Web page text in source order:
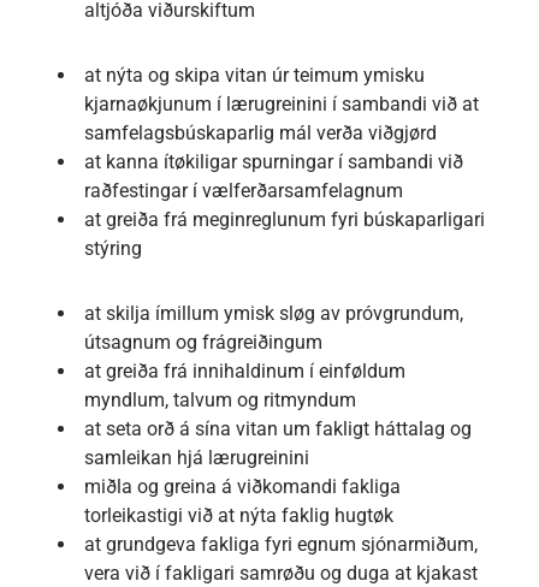
altjóða viðurskiftum
at nýta og skipa vitan úr teimum ymisku
kjarnaøkjunum í lærugreinini í sambandi við at
samfelagsbúskaparlig mál verða viðgjørd
at kanna ítøkiligar spurningar í sambandi við
raðfestingar í vælferðarsamfelagnum
at greiða frá meginreglunum fyri búskaparligari
stýring
at skilja ímillum ymisk sløg av próvgrundum,
útsagnum og frágreiðingum
at greiða frá innihaldinum í einføldum
myndlum, talvum og ritmyndum
at seta orð á sína vitan um fakligt háttalag og
samleikan hjá lærugreinini
miðla og greina á viðkomandi fakliga
torleikastigi við at nýta faklig hugtøk
at grundgeva fakliga fyri egnum sjónarmiðum,
vera við í fakligari samrøðu og duga at kjakast